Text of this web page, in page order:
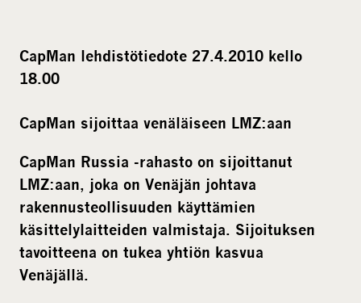
l
d
a
CapMan lehdistötiedote 27.4.2010 kello
18.00
CapMan sijoittaa venäläiseen LMZ:aan
CapMan Russia -rahasto on sijoittanut
LMZ:aan, joka on Venäjän johtava
rakennusteollisuuden käyttämien
käsittelylaitteiden valmistaja. Sijoituksen
tavoitteena on tukea yhtiön kasvua
Venäjällä.